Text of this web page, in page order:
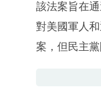
該法案旨在
對美國軍人
案，但民主